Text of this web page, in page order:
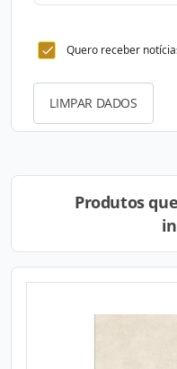
Quero receber
LIMPAR DADOS
Produtos